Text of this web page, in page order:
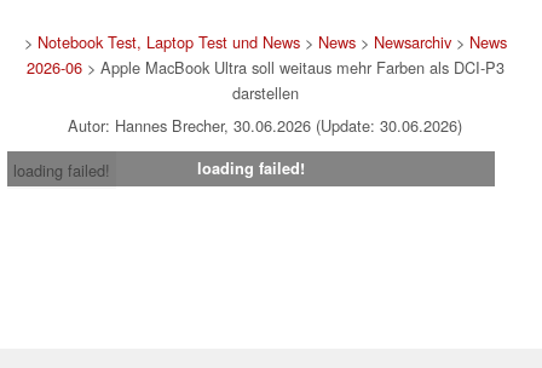
> Notebook Test, Laptop Test und News> News> Newsarchiv> News
2026-06> Apple MacBook Ultra soll weitaus mehr Farben als DCI-P3
darstellen
Autor: Hannes Brecher, 30.06.2026 (Update: 30.06.2026)
loading failed!
loading failed!